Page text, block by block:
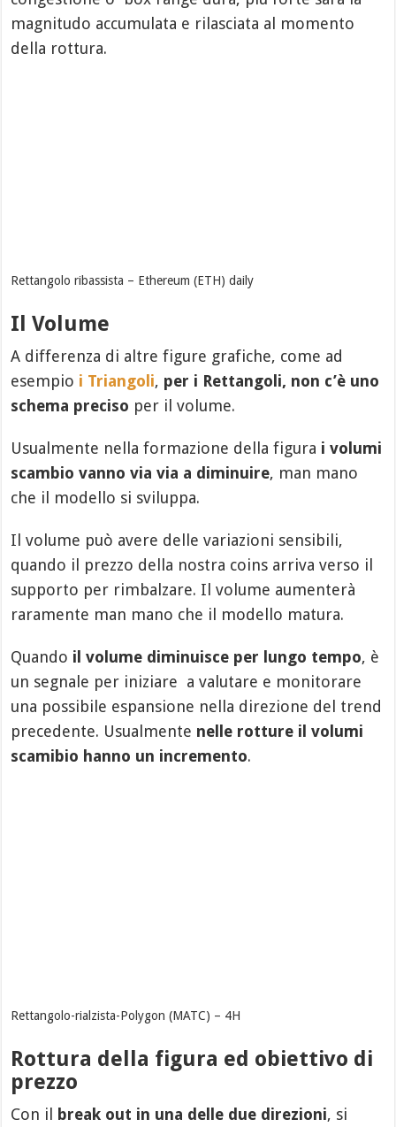
magnitudo accumulata e rilasciata al momento
della rottura.
Rettangolo ribassista – Ethereum (ETH) daily
Il Volume
A differenza di altre figure grafiche, come ad
esempio i Triangoli, per i Rettangoli, non c’è uno
schema preciso per il volume.
Usualmente nella formazione della figura i volumi
scambio vanno via via a diminuire, man mano
che il modello si sviluppa.
Il volume può avere delle variazioni sensibili,
quando il prezzo della nostra coins arriva verso il
supporto per rimbalzare. Il volume aumenterà
raramente man mano che il modello matura.
Quando il volume diminuisce per lungo tempo, è
un segnale per iniziare a valutare e monitorare
una possibile espansione nella direzione del trend
precedente. Usualmente nelle rotture il volumi
scamibio hanno un incremento.
Rettangolo-rialzista-Polygon (MATC) – 4H
Rottura della figura ed obiettivo di
prezzo
Con il break out in una delle due direzioni, si